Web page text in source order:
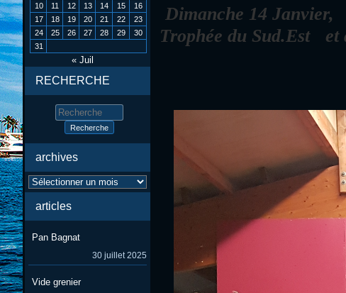
Dimanche 14 Janvier,
Trophée du Sud.Est
et
10
11 12 13 14 15
16
17
18 19 20 21 22
23
24
25 26 27 28 29
30
31
« Juil
RECHERCHE
Search
for:
archives
archives
articles
Pan Bagnat
30 juillet 2025
Vide grenier